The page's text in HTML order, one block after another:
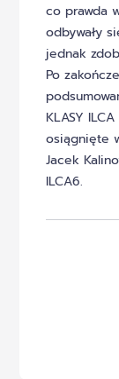
co prawda
odbywały
jednak
Po
KLASY
osiągnięte
Jacek
ILCA6.